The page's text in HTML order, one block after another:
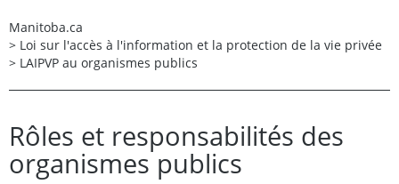
Manitoba.ca
> Loi sur l'accès à l'information et la protection de la vie privée
> LAIPVP au organismes publics
Rôles et responsabilités des
organismes publics